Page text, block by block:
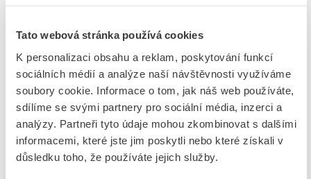
Tato webová stránka používá cookies
K personalizaci obsahu a reklam, poskytování funkcí
sociálních médií a analýze naší návštěvnosti využíváme
soubory cookie. Informace o tom, jak náš web používáte,
sdílíme se svými partnery pro sociální média, inzerci a
analýzy. Partneři tyto údaje mohou zkombinovat s dalšími
informacemi, které jste jim poskytli nebo které získali v
důsledku toho, že používáte jejich služby.
Povrchová úprava
Pozinkování galvanické
Tloušťka materiálu
4 mm
Materiál
Ocel
GPSR Details
Odpovědnost za produkt +
Pollmann Elektrotechnik GmbH